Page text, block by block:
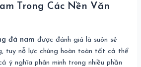
Trong Các Nền Văn
đá nam được đánh giá là suôn sẻ
tuy nỗ lực chúng hoàn toàn tất cả thể
ý nghĩa phân minh trong nhiều phần